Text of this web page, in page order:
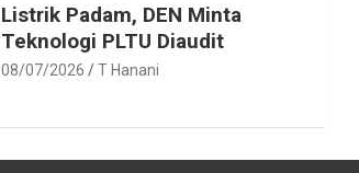
Listrik Padam, DEN Minta
Teknologi PLTU Diaudit
08/07/2026 T Hanani